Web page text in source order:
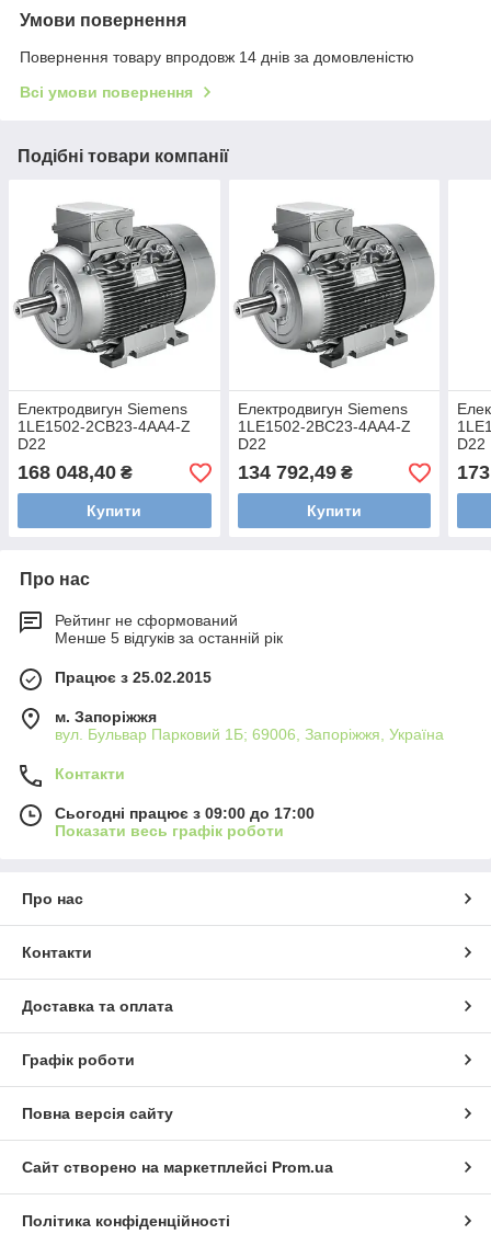
Умови повернення
Повернення товару впродовж 14 днів за домовленістю
Всі умови повернення
Подібні товари компанії
Електродвигун Siemens
1LE1502-2CB23-4AA4-Z
D22
168 048,40 ₴
Купити
Електродвигун Siemens
1LE1502-2BC23-4AA4-Z
D22
134 792,49₴
Купити
D22
Про нас
Рейтинг не сформований
Менше 5 відгуків за останній рік
Працює з 25.02.2015
м. Запоріжжя
вул. Бульвар Парковий 1Б; 69006, Запоріжжя, Україна
Контакти
Сьогодні працює з 09:00 до 17:00
Показати весь графік роботи
Про нас
Контакти
Доставка та оплата
Графік роботи
Повна версія сайту
Сайт створено на маркетплейсі Prom.ua
Політика конфіденційності